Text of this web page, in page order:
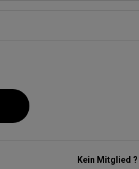
Kein Mitglied ?